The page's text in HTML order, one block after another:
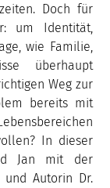
Doch für
um Identität,
wie Familie,
überhaupt
Weg zur
bereits mit
In dieser
Jan mit der
und Autorin Dr.